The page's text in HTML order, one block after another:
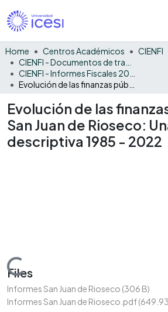
Home Centros Académicos
CIENFI
Evolución de las
San Juan de Rioseco:
descriptiva 1985 - 2022
Loading...
Files
Informes San Juan de Rioseco (306 B)
Informes San Juan de Rioseco.pdf